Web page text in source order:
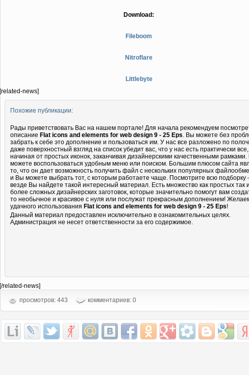
Download:
Fileboom
Nitroflare
Littlebyte
[related-news]
Похожие публикации:
Рады приветствовать Вас на нашем портале! Для начала рекомендуем
описание Flat icons and elements for web design 9 - 25 Eps. Вы можете без
забрать к себе это дополнение и пользоваться им. У нас все разложено по
даже поверхностный взгляд на список убедит вас, что у нас есть практически все,
начиная от простых иконок, заканчивая дизайнерскими качественными
можете воспользоваться удобным меню или поиском. Большим плюсом сайта
то, что он дает возможность получить файл с нескольких популярных
и Вы можете выбрать тот, с которым работаете чаще. Посмотрите всю подборку
везде Вы найдете такой интересный материал. Есть множество как простых так и
более сложных дизайнерских заготовок, которые значительно помогут вам
то необычное и красивое с нуля или послужат прекрасным дополнением!
удачного использования Flat icons and elements for web design 9 - 25 Eps!
Данный материал предоставлен исключительно в ознакомительных целях.
Администрация не несет ответственности за его содержимое.
[/related-news]
просмотров: 443
комментариев: 0